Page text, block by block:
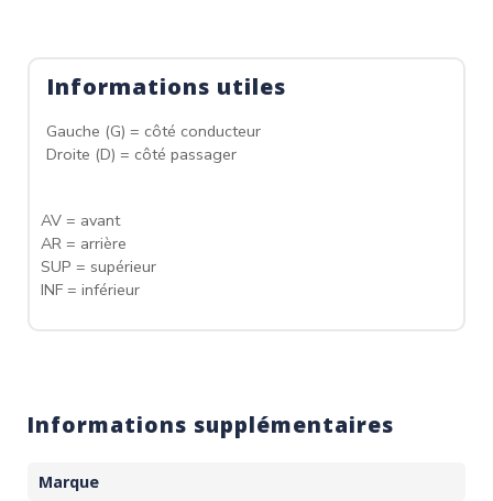
Informations utiles
Gauche (G) = côté conducteur
Droite (D) = côté passager
AV = avant
AR = arrière
SUP = supérieur
INF = inférieur
Informations supplémentaires
Marque